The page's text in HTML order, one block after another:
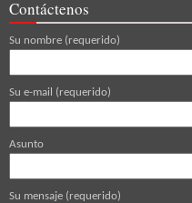
Contáctenos
Su nombre (requerido)
Su e-mail (requerido)
Asunto
Su mensaje (requerido)